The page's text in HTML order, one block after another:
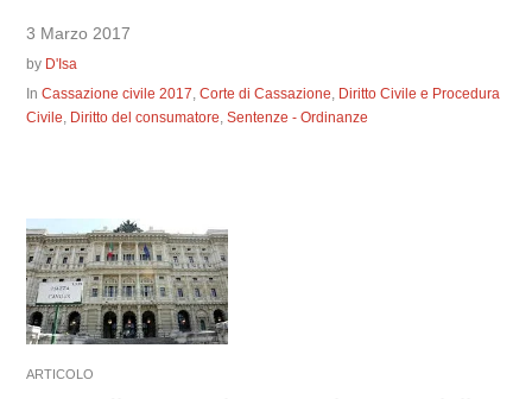
3 Marzo 2017
by D'Isa
InCassazione civile 2017 ,Corte di Cassazione Diritto Civile e Procedura
Civile Diritto del consumatore ,Sentenze - Ordinanze
ARTICOLO